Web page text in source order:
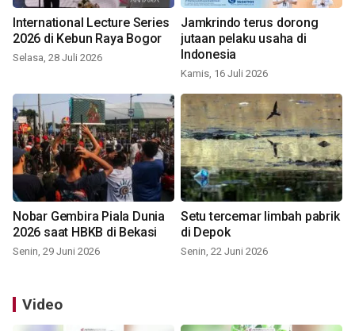
International Lecture Series
2026 di Kebun Raya Bogor
Selasa, 28 Juli 2026
Jamkrindo terus dorong
jutaan pelaku usaha di
Indonesia
Kamis, 16 Juli 2026
Nobar Gembira Piala Dunia
2026 saat HBKB di Bekasi
Senin, 29 Juni 2026
Setu tercemar limbah pabrik
di Depok
Senin, 22 Juni 2026
Video